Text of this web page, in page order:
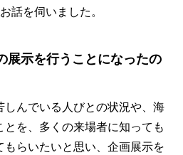
話を伺いました。
展示を行うことになったの
しんでいる人びとの状況や、海
を、多くの来場者に知っても
らいたいと思い、企画展示を